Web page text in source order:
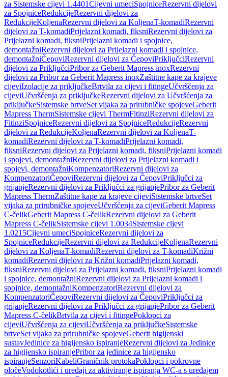
za Sistemske cijevi 1.4401Cijevni umeciSpojniceRezervni dijelovi
za SpojniceRedukcijeRezervni dijelovi za
RedukcijeKoljenaRezervni dijelovi za KoljenaT-komadiRezervni
dijelovi za T-komadiPrijelazni komadi, fiksniRezervni dijelovi za
Prijelazni komadi, fiksniPrijelazni komadi i spojnice,
demontažniRezervni dijelovi za Prijelazni komadi i spojnice,
demontažniČepoviRezervni dijelovi za ČepoviPriključciRezervni
dijelovi za PriključciPribor za Geberit Mapress inoxRezervni
dijelovi za Pribor za Geberit Mapress inoxZaštitne kape za krajeve
cijeviIzolacije za priključkeBrtvila za cijevi i fitingeUčvršćenja za
cijeviUčvršćenja za priključkeRezervni dijelovi za Učvršćenja za
priključkeSistemske brtveSet vijaka za prirubničke spojeveGeberit
Mapress ThermSistemske cijevi ThermFitinziRezervni dijelovi za
FitinziSpojniceRezervni dijelovi za SpojniceRedukcijeRezervni
dijelovi za RedukcijeKoljenaRezervni dijelovi za KoljenaT-
komadiRezervni dijelovi za T-komadiPrijelazni komadi,
fiksniRezervni dijelovi za Prijelazni komadi, fiksniPrijelazni komadi
i spojevi, demontažniRezervni dijelovi za Prijelazni komadi i
spojevi, demontažniKompenzatoriRezervni dijelovi za
KompenzatoriČepoviRezervni dijelovi za ČepoviPriključci za
grijanjeRezervni dijelovi za Priključci za grijanjePribor za Geberit
Mapress ThermZaštitne kape za krajeve cijeviSistemske brtveSet
vijaka za prirubničke spojeveUčvršćenja za cijeviGeberit Mapress
C-čelikGeberit Mapress C-čelikRezervni dijelovi za Geberit
Mapress C-čelikSistemske cijevi 1.0034Sistemske cijevi
1.0215Cijevni umeciSpojniceRezervni dijelovi za
SpojniceRedukcijeRezervni dijelovi za RedukcijeKoljenaRezervni
dijelovi za KoljenaT-komadiRezervni dijelovi za T-komadiKrižni
komadiRezervni dijelovi za Križni komadiPrijelazni komadi,
fiksniRezervni dijelovi za Prijelazni komadi, fiksniPrijelazni komadi
i spojnice, demontažniRezervni dijelovi za Prijelazni komadi i
spojnice, demontažniKompenzatoriRezervni dijelovi za
KompenzatoriČepoviRezervni dijelovi za ČepoviPriključci za
grijanjeRezervni dijelovi za Priključci za grijanjePribor za Geberit
Mapress C-čelikBrtvila za cijevi i fitingePoklopci za
cijeviUčvršćenja za cijeviUčvršćenja za priključkeSistemske
brtveSet vijaka za prirubničke spojeveGeberit higijenski
sustavJedinice za higijensko ispiranjeRezervni dijelovi za Jedinice
za higijensko ispiranjePribor za jedinice za higijensko
ispiranjeSenzoriKabeliGraničnik protokaPoklopci i pokrovne
pločeVodokotlići i uređaji za aktiviranje ispiranja WC-a s uređajem